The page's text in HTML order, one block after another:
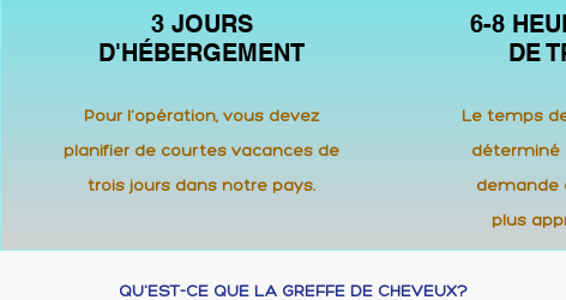
3 JOURS
D'HÉBERGEMENT
Pour l'opération, vous devez
planifier de courtes vacances de
trois jours dans notre pays.
6-8
DE
Le temps
déterminé
demande
plus
QU'EST-CE QUE LA GREFFE DE CHEVEUX?